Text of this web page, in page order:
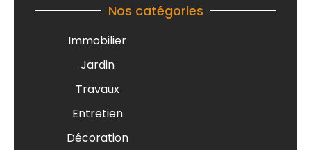
Nos catégories
Immobilier
Jardin
Travaux
Entretien
Décoration